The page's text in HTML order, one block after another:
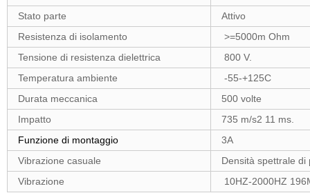
Stato parte
Attivo
Resistenza di isolamento
>=5000m Ohm
Tensione di resistenza dielettrica
800 V.
Temperatura ambiente
-55-+125C
Durata meccanica
500 volte
Impatto
735 m/s2 11 ms.
Funzione di montaggio
3A
Vibrazione casuale
Densità spettrale
Vibrazione
10HZ-2000HZ